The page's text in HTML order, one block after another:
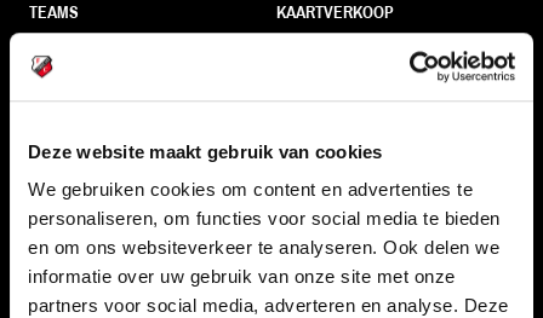
Deze website maakt gebruik van cookies
We gebruiken cookies om content en advertenties te
personaliseren, om functies voor social media te bieden
en om ons websiteverkeer te analyseren. Ook delen we
informatie over uw gebruik van onze site met onze
partners voor social media, adverteren en analyse. Deze
TEAMS
STADION
KAARTVERKOOP
Informatie
VEELGESTELDE VRAGEN
CONTACT